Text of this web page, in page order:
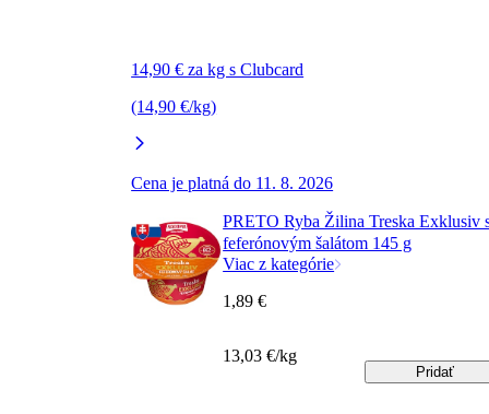
14,90 € za kg s Clubcard
(14,90 €/kg)
Cena je platná do 11. 8. 2026
PRETO Ryba Žilina Treska Exklusiv
feferónovým šalátom 145 g
Viac z kategórie
1,89 €
13,03 €/kg
Pridať